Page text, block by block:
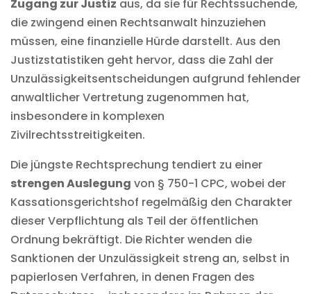
Zugang zur Justiz aus, da sie für Rechtssuchende,
die zwingend einen Rechtsanwalt hinzuziehen
müssen, eine finanzielle Hürde darstellt. Aus den
Justizstatistiken geht hervor, dass die Zahl der
Unzulässigkeitsentscheidungen aufgrund fehlender
anwaltlicher Vertretung zugenommen hat,
insbesondere in komplexen
Zivilrechtsstreitigkeiten.
Die jüngste Rechtsprechung tendiert zu einer
strengen Auslegung von § 750-1 CPC, wobei der
Kassationsgerichtshof regelmäßig den Charakter
dieser Verpflichtung als Teil der öffentlichen
Ordnung bekräftigt. Die Richter wenden die
Sanktionen der Unzulässigkeit streng an, selbst in
papierlosen Verfahren, in denen Fragen des